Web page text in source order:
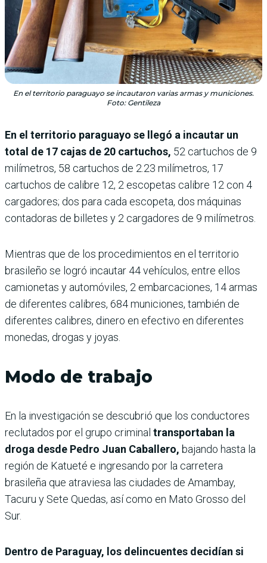
En el territorio paraguayo se incautaron varias armas y municiones.
Foto: Gentileza
En el territorio paraguayo se llegó a incautar un
total de 17 cajas de 20 cartuchos, 52 cartuchos de 9
milímetros, 58 cartuchos de 2.23 milímetros, 17
cartuchos de calibre 12, 2 escopetas calibre 12 con 4
cargadores; dos para cada escopeta, dos máquinas
contadoras de billetes y 2 cargadores de 9 milímetros.
Mientras que de los procedimientos en el territorio
brasileño se logró incautar 44 vehículos, entre ellos
camionetas y automóviles, 2 embarcaciones, 14 armas
de diferentes calibres, 684 municiones, también de
diferentes calibres, dinero en efectivo en diferentes
monedas, drogas y joyas.
Modo de trabajo
En la investigación se descubrió que los conductores
reclutados por el grupo criminal transportaban la
droga desde Pedro Juan Caballero, bajando hasta la
región de Katueté e ingresando por la carretera
brasileña que atraviesa las ciudades de Amambay,
Tacuru y Sete Quedas, así como en Mato Grosso del
Sur.
Dentro de Paraguay, los delincuentes decidían si